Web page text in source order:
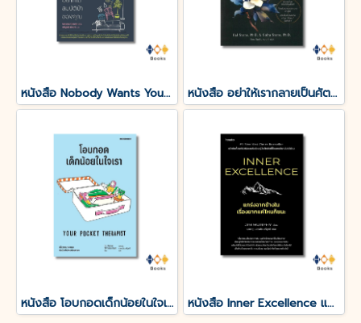
หนังสือ Nobody Wants Your Sht ไม่มีใครอยากได้สมบัติบ้าของคุณ หนังสือ อย่าให้เรากลายเป็นศัตรูของตัวเอง
หนังสือ โอบกอดเด็กน้อยในใจเรา (YOUR POCKET THERAPIST) หนังสือ Inner Excellence แกร่งจากข้างใน เรื่องยากแค่ไหนก็ชนะ